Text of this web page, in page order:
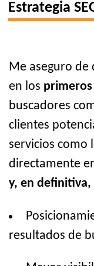
Estrategia
Me aseguro de
en los
buscadores
clientes
servicios como
directamente
y, en definitiva,
resultados de